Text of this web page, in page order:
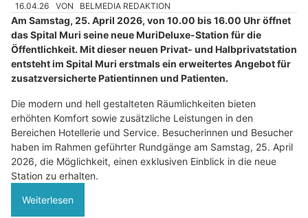
16.04.26 VON BELMEDIA REDAKTION
Am Samstag, 25. April 2026, von 10.00 bis 16.00 Uhr öffnet
das Spital Muri seine neue MuriDeluxe-Station für die
Öffentlichkeit. Mit dieser neuen Privat- und Halbprivatstation
entsteht im Spital Muri erstmals ein erweitertes Angebot für
zusatzversicherte Patientinnen und Patienten.
Die modern und hell gestalteten Räumlichkeiten bieten
erhöhten Komfort sowie zusätzliche Leistungen in den
Bereichen Hotellerie und Service. Besucherinnen und Besucher
haben im Rahmen geführter Rundgänge am Samstag, 25. April
2026, die Möglichkeit, einen exklusiven Einblick in die neue
Station zu erhalten.
Weiterlesen